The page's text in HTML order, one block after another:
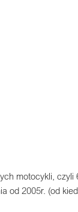
motocykli,
od 2005r. (od